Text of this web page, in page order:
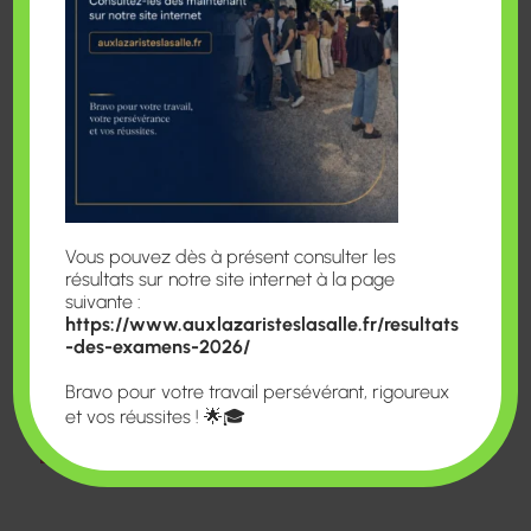
Galerie Photo
Activités
EN SAVOIR PLUS
Vous pouvez dès à présent consulter les
résultats sur notre site internet à la page
suivante :
https://www.auxlazaristeslasalle.fr/resultats
-des-examens-2026/
Bravo pour votre travail persévérant, rigoureux
et vos réussites ! 🌟🎓